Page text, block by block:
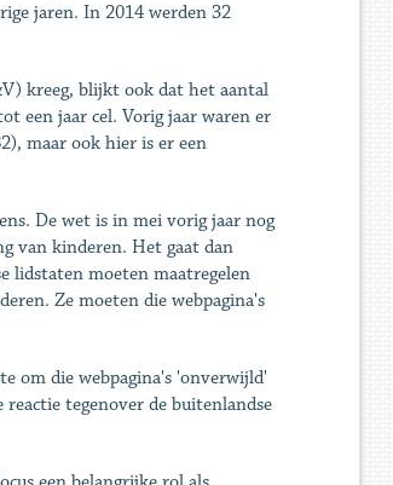
jaren. In 2014 werden 32
kreeg, blijkt ook dat het aantal
een jaar cel. Vorig jaar waren er
maar ook hier is er een
De wet is in mei vorig jaar nog
van kinderen. Het gaat dan
lidstaten moeten maatregelen
Ze moeten die webpagina's
om die webpagina's 'onverwijld'
tegenover de buitenlandse